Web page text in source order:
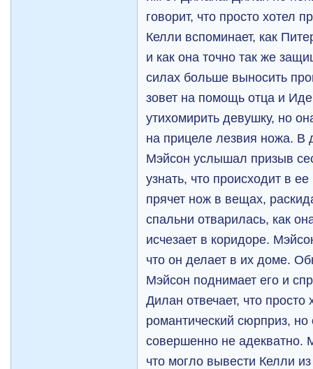
говорит, что просто хотел
Келли вспоминает, как
и как она точно так же
силах больше выносить
зовет на помощь отца и
утихомирить девушку, но
на прицеле лезвия ножа. В
Мэйсон услышал призыв
узнать, что происходит в
прячет нож в вещах,
спальни отварилась, как
исчезает в коридоре.
что он делает в их доме.
Мэйсон поднимает его и
Дилан отвечает, что просто
романтический сюрприз,
совершенно не адекватно.
что могло вывести Келли